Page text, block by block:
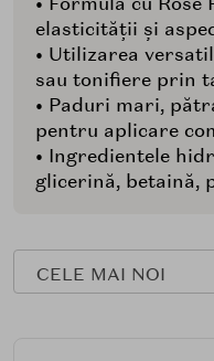
elasticității și
• Utilizarea
sau tonifiere prin
• Paduri mari,
pentru aplicare
• Ingredientele
glicerină, betaină,